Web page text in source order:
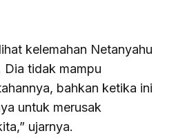
kelemahan Netanyahu
Dia tidak mampu
bahkan ketika ini
untuk merusak
ujarnya.